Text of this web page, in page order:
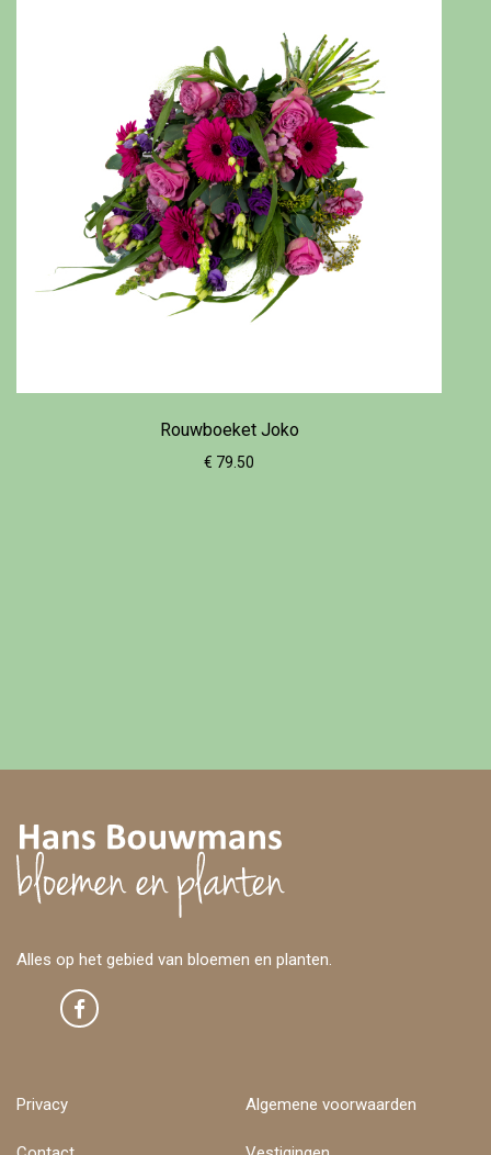
Rouwboeket Joko
€ 79.50
Alles op het gebied van bloemen en planten.
Privacy Algemene voorwaarden